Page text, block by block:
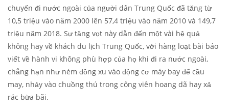
chuyến đi nước ngoài của người dân Trung Quốc đã tăng từ
10,5 triệu vào năm 2000 lên 57,4 triệu vào năm 2010 và 149,7
triệu năm 2018. Sự tăng vọt này dẫn đến một vài hệ quả
không hay về khách du lịch Trung Quốc, với hàng loạt bài báo
viết về hành vi không phù hợp của họ khi đi ra nước ngoài,
chẳng hạn như ném đồng xu vào động cơ máy bay để cầu
may, nhảy vào chuồng thú trong công viên hoang dã hay xả
rác bừa bãi.